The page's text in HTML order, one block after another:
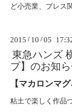
ど小売業、プレス
2015 / 10 /05
東急ハンズ
プ】のお知
【マカロンマ
粘土で楽しく作品